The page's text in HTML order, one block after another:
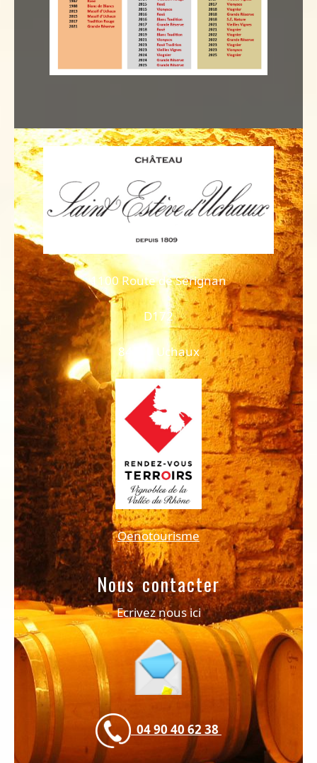
1100 Route de Sérignan
D172
84100 Uchaux
Oenotourisme
Nous contacter
Ecrivez nous ici
04 90 40 62 38